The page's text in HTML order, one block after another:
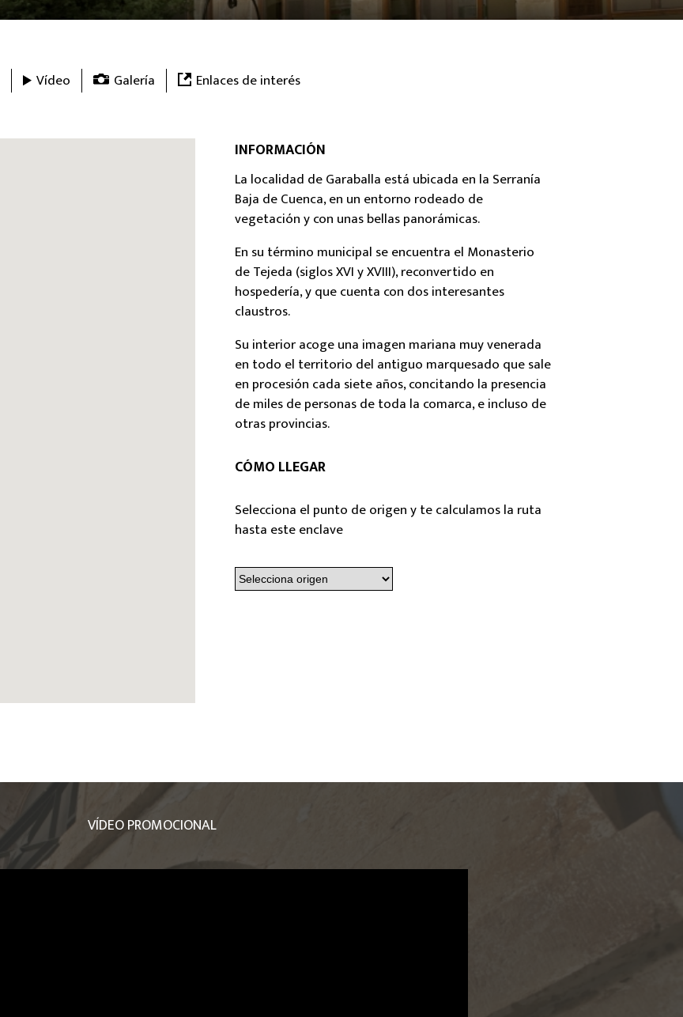
Vídeo Galería Enlaces de interés
INFORMACIÓN
La localidad de Garaballa está ubicada en la Serranía
Baja de Cuenca, en un entorno rodeado de
vegetación y con unas bellas panorámicas.
En su término municipal se encuentra el Monasterio
de Tejeda (siglos XVI y XVIII), reconvertido en
hospedería, y que cuenta con dos interesantes
claustros.
Su interior acoge una imagen mariana muy venerada
en todo el territorio del antiguo marquesado que sale
en procesión cada siete años, concitando la presencia
de miles de personas de toda la comarca, e incluso de
otras provincias.
CÓMO LLEGAR
Selecciona el punto de origen y te calculamos la ruta
hasta este enclave
VÍDEO PROMOCIONAL